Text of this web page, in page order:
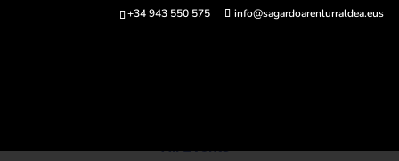
+34 943 550 575 info@sagardoarenlurraldea.eus
« All Events